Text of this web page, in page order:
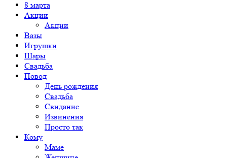
8 марта
Акции
Акции
Вазы
Игрушки
Шары
Свадьба
Повод
День рождения
Свадьба
Свидание
Извинения
Просто так
Кому
Маме